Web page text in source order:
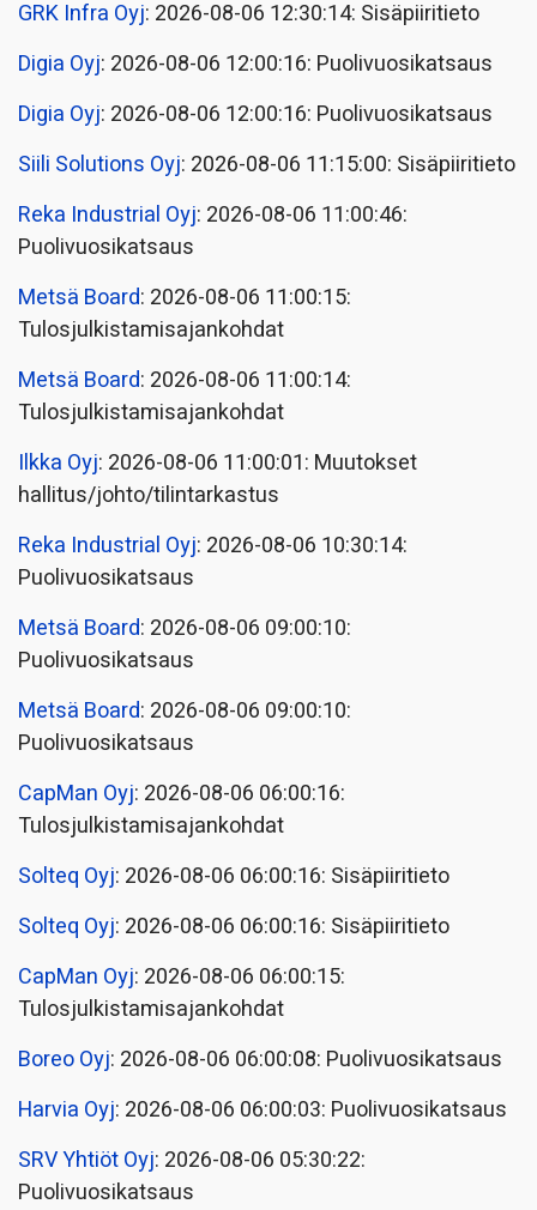
GRK Infra Oyj: 2026-08-06 12:30:14: Sisäpiiritieto
Digia Oyj: 2026-08-06 12:00:16: Puolivuosikatsaus
Digia Oyj: 2026-08-06 12:00:16: Puolivuosikatsaus
Siili Solutions Oyj: 2026-08-06 11:15:00: Sisäpiiritieto
Reka Industrial Oyj: 2026-08-06 11:00:46:
Puolivuosikatsaus
Metsä Board: 2026-08-06 11:00:15:
Tulosjulkistamisajankohdat
Metsä Board: 2026-08-06 11:00:14:
Tulosjulkistamisajankohdat
Ilkka Oyj: 2026-08-06 11:00:01: Muutokset
hallitus/johto/tilintarkastus
Reka Industrial Oyj: 2026-08-06 10:30:14:
Puolivuosikatsaus
Metsä Board: 2026-08-06 09:00:10:
Puolivuosikatsaus
Metsä Board: 2026-08-06 09:00:10:
Puolivuosikatsaus
CapMan Oyj: 2026-08-06 06:00:16:
Tulosjulkistamisajankohdat
Solteq Oyj: 2026-08-06 06:00:16: Sisäpiiritieto
Solteq Oyj: 2026-08-06 06:00:16: Sisäpiiritieto
CapMan Oyj: 2026-08-06 06:00:15:
Tulosjulkistamisajankohdat
Boreo Oyj: 2026-08-06 06:00:08: Puolivuosikatsaus
Harvia Oyj: 2026-08-06 06:00:03: Puolivuosikatsaus
SRV Yhtiöt Oyj: 2026-08-06 05:30:22:
Puolivuosikatsaus